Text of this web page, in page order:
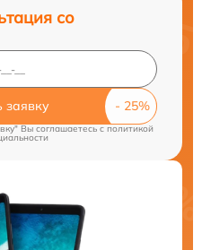
со
заявку
Вы соглашаетесь cполитикой